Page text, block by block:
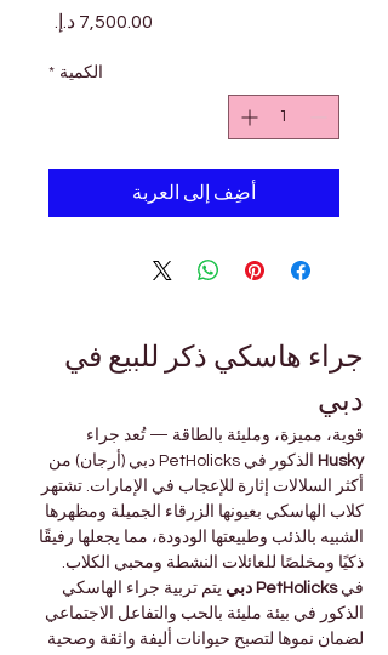
الكمية *
أضِف إلى العربة
جراء هاسكي ذكر للبيع في
دبي
قوية، مميزة، ومليئة بالطاقة — تُعد جراء
Husky
الذكور في PetHolicks دبي (أرجان) من
أكثر السلالات إثارة للإعجاب في الإمارات. تشتهر
كلاب الهاسكي بعيونها الزرقاء الجميلة ومظهرها
الشبيه بالذئب وطبيعتها الودودة، مما يجعلها رفيقًا
ذكيًا ومخلصًا للعائلات النشطة ومحبي الكلاب.
في PetHolicks دبي
يتم تربية جراء الهاسكي
الذكور في بيئة مليئة بالحب والتفاعل الاجتماعي
لضمان نموها لتصبح حيوانات أليفة واثقة وصحية